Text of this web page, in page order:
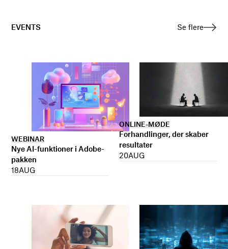
EVENTS Se flere
WEBINAR
Nye AI-funktioner i Adobe-
pakken
18AUG
ONLINE-MØDE
Forhandlinger, der skaber
resultater
20AUG